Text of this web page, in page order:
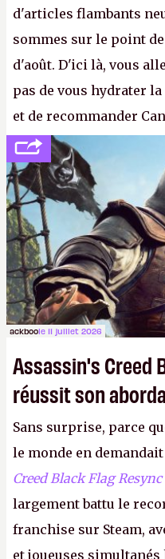
d'articles flambants
sommes sur le point
d'août. D'ici là, vous
pas de vous hydrater
et de recommander
votre famille et aux
dans la rue. Bon été à
ackboole 11 juillet 2026
Assassin's Creed
réussit son
Sans surprise, parce
le monde en
Creed Black Flag Resync
largement battu le
franchise sur Steam,
et joueuses